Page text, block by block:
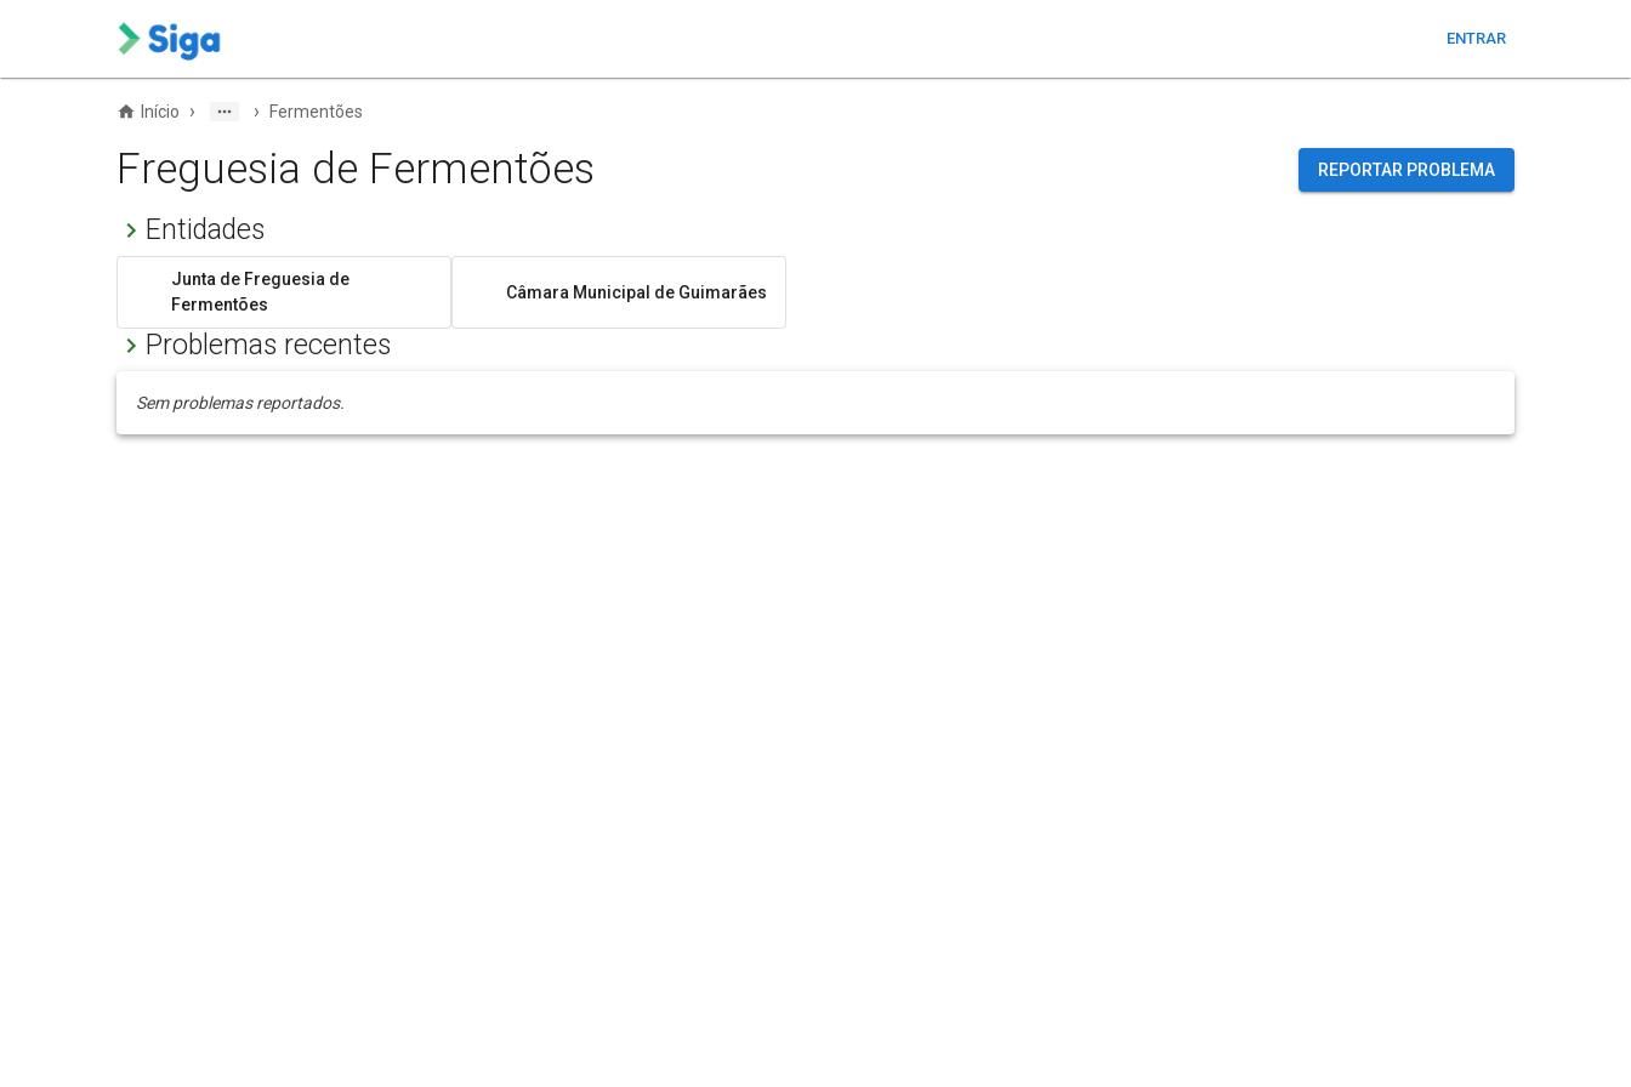
ENTRAR
Início › › Fermentões
Freguesia de Fermentões REPORTAR PROBLEMA
Entidades
Junta de Freguesia de
Fermentões
Câmara Municipal de Guimarães
Problemas recentes
Sem problemas reportados.